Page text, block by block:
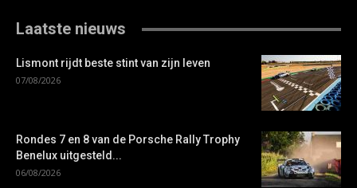
Laatste nieuws
Lismont rijdt beste stint van zijn leven
07/08/2026
Rondes 7 en 8 van de Porsche Rally Trophy
Benelux uitgesteld...
06/08/2026